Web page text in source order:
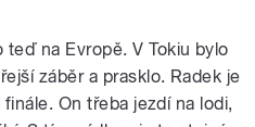
na Evropě. V Tokiu bylo
záběr a prasklo. Radek je
On třeba jezdí na lodi,